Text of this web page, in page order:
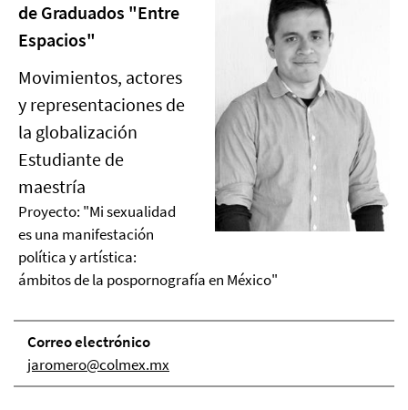
de Graduados "Entre
Espacios"
Movimientos, actores
y representaciones de
la globalización
Estudiante de
maestría
Proyecto: "Mi sexualidad
es una manifestación
política y artística:
ámbitos de la pospornografía en México"
Correo electrónico
jaromero@colmex.mx